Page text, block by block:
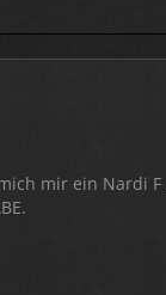
mir ein Nardi F